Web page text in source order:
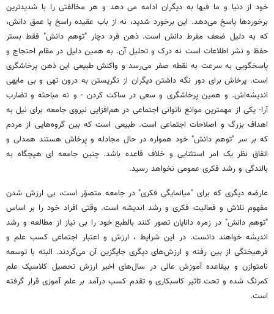
خود از دنیا و ما فیها به دیگران ادامه می دهد و هر مخالفتی را با شدیدترین
برخوردها پاسخ می‌دهد. این برخورد شدید، نه از باب عقیده راسخ یا عمق دانش،
که به دلیل ضعف مفرط دانش است. ذهن فرد دچار "توهم دانش" فقط بستر
حفظ و نشر اطلاعات است نه درک و تحلیل آن. به همین دلیل در مقام احتجاج و
پاسخگویی به سرعت به نقطه صفر می‌رسد و واکنش طبیعی این ذهن پرخاشگری
است. پرخاش برای دور نگه داشتن دیگران از نگریستن به درون تهی و بی مایهی
اندیشه‌اش. و همین پرخاشگری و سعی در ساکت کردن - و نه مباحثه و تضارب
آرا- یکی از مهمترین موانع ناتوانی اجتماعی در هم‌افزایی نیروی جامعه برای نیل به
اهداف بزرگ و اصلاحات اجتماعی است. طبیعی است که بین گروه‌هایی از مردم
که بر سر "توهم دانش" خود همواره در حال مجادله و پرخاش هستند همدلی و
اتفاق نظر یک امر استثنایی و خلاف قاعده باشد. چنین جامعه ای هیچگاه به
بالندگی و رشد فکری عمومی نخواهد رسید.
عارضه دیگری که برای "میانمایگی فکری" در جامعه متصوّر است، بی ارزش شدن
مفهوم تلاش و فعالیت فکری و رشد اندیشه است. وقتی افراد خود را بر اساس
"توهم دانش" در زمره دانایان تصور کنند بالطبع خود را بی نیاز از مطالعه و رشد
اندیشه خواهند دانست. در این شرایط ، ارزش و اعتبار اجتماعی کسب علم و
فرهیختگی از بین رفته و ارزش‌های دیگری جایگزین آن می‌گردند. البته با توسعه
نامتوازن و بیقاعده آموزش عالی در سال‌های اخیر ارزش تحصیل کلاسیک علم
کمرنگ شده و تحت تاثیر کاسبکاری و تقدم کسب درآمد بر علم آموزی قرار گرفته
است.